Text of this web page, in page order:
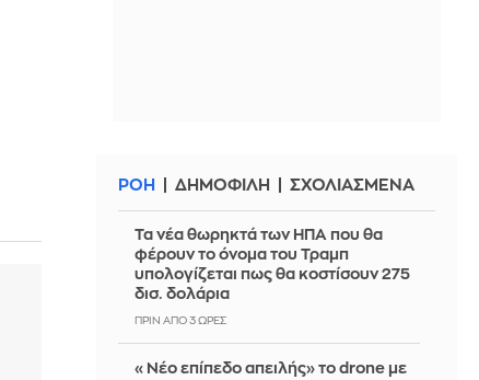
ΡΟΗ ΔΗΜΟΦΙΛΗ ΣΧΟΛΙΑΣΜΕΝΑ
Τα νέα θωρηκτά των ΗΠΑ που θα
φέρουν το όνομα του Τραμπ
υπολογίζεται πως θα κοστίσουν 275
δισ. δολάρια
ΠΡΙΝ ΑΠΌ 3 ΏΡΕΣ
«Νέο επίπεδο απειλής» το drone με